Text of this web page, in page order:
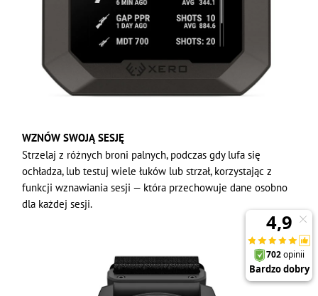
WZNÓW SWOJĄ SESJĘ
Strzelaj z różnych broni palnych, podczas gdy lufa się
ochładza, lub testuj wiele łuków lub strzał, korzystając z
funkcji wznawiania sesji — która przechowuje dane osobno
dla każdej sesji.